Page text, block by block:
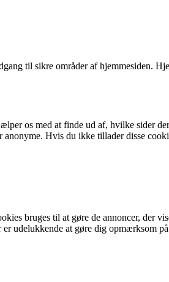
til sikre områder af hjemmesiden.
os med at finde ud af, hvilke sider
anonyme. Hvis du ikke tillader disse
bruges til at gøre de annoncer, der
er udelukkende at gøre dig opmærksom